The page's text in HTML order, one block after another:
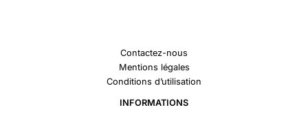
Contactez-nous
Mentions légales
Conditions d’utilisation
INFORMATIONS